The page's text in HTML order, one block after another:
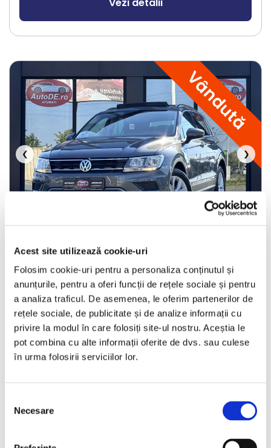
Acest site utilizează cookie-uri
Folosim cookie-uri pentru a personaliza conținutul și
anunțurile, pentru a oferi funcții de rețele sociale și pentru
a analiza traficul. De asemenea, le oferim partenerilor de
rețele sociale, de publicitate și de analize informații cu
privire la modul în care folosiți site-ul nostru. Aceștia le
pot combina cu alte informații oferite de dvs. sau culese
în urma folosirii serviciilor lor.
consimțământului
Necesare
Vezi detalii
Vândută
❮ ❯
Volkswagen Tiguan
2017 199229 km Diesel 150 HP Automata 4x4
Bucuresti Afumati